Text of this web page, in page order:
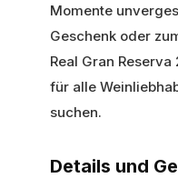
Momente
Geschenk oder
Real Gran
für alle
suchen.
Details und